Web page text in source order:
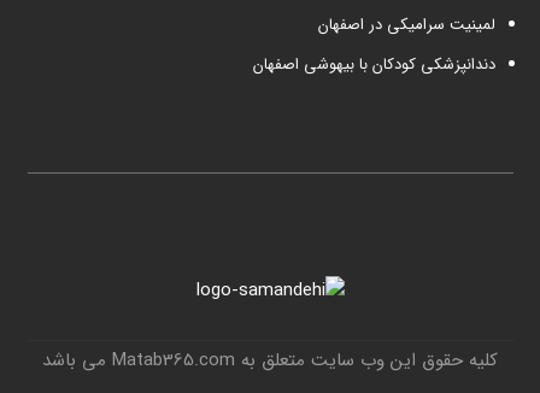
لمینیت سرامیکی در اصفهان
دندانپزشکی کودکان با بیهوشی اصفهان
کلیه حقوق این وب سایت متعلق به Matab365.com می باشد